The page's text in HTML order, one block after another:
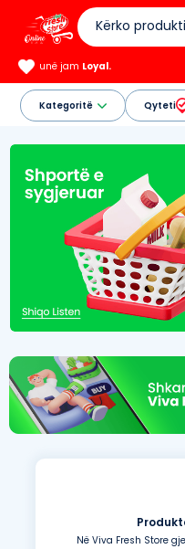
unë jam Loyal.
Kategoritë Qyteti
Në Viva Fresh Store